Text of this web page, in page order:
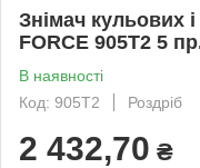
Знімач кульових
FORCE 905T2 5
В наявності
Код: 905T2
Роздріб
2 432,70 ₴